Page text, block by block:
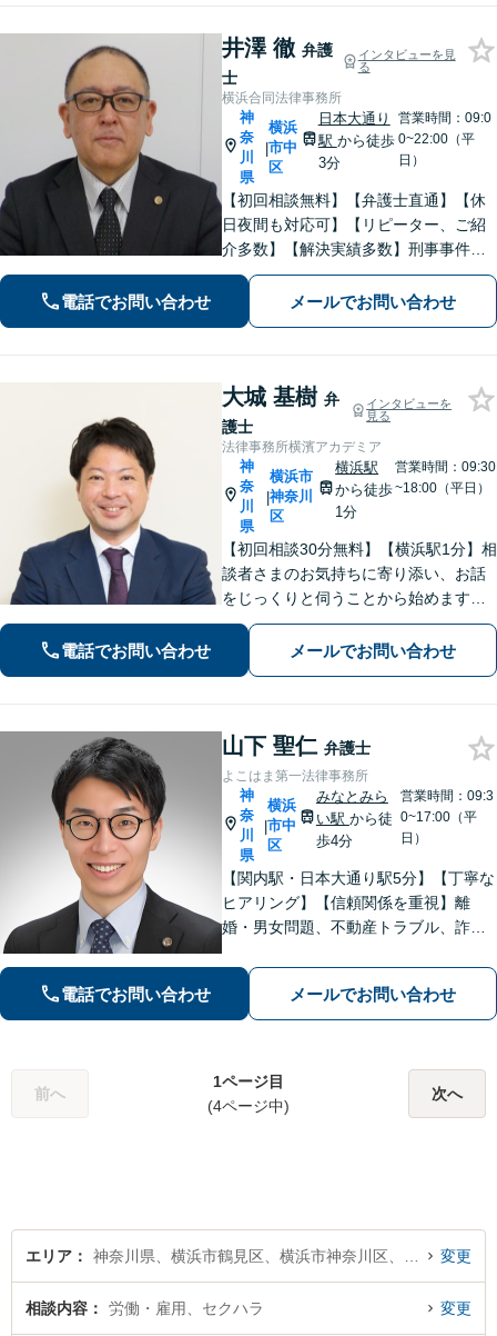
井澤 徹 弁護
士
インタビューを見
る
横浜合同法律事務所
神
奈
川
県
|
横浜
市中
区
日本大通り
駅 から徒歩
3分
営業時間：09:0
0~22:00（平
日）
【初回相談無料】【弁護士直通】【休
日夜間も対応可】【リピーター、ご紹
介多数】【解決実績多数】刑事事件、
債務整理、離婚、相続など幅広く対
応。迅速な対応と丁寧なサポートに努
めます。
電話でお問い合わせ メールでお問い合わせ
大城 基樹 弁
護士
インタビューを
見る
法律事務所横濱アカデミア
神
奈
川
県
|
横浜市
神奈川
区
横浜駅
から徒歩
1分
営業時間：09:30
~18:00（平日）
【初回相談30分無料】【横浜駅1分】相
談者さまのお気持ちに寄り添い、お話
をじっくりと伺うことから始めます。
「相続問題：税理士や不動産鑑定士な
ど他士業とも連携し、問題をワンスト
ップで解決」「交通事故：事故発生直
電話でお問い合わせ メールでお問い合わせ
山下 聖仁 弁護士
よこはま第一法律事務所
神
奈
川
県
|
横浜
市中
区
みなとみら
い駅 から徒
歩4分
営業時間：09:3
0~17:00（平
日）
【関内駅・日本大通り駅5分】【丁寧な
ヒアリング】【信頼関係を重視】離
婚・男女問題、不動産トラブル、詐
います。ご依頼者が抱えている不安や
悩みにしっかり寄り添い、最善の解決
策を一緒に考えていきます。ぜひご相
電話でお問い合わせ メールでお問い合わせ
前へ
1ページ目
(4ページ中)
次へ
エリア 変更
相談内容 労働・雇用、セクハラ 変更